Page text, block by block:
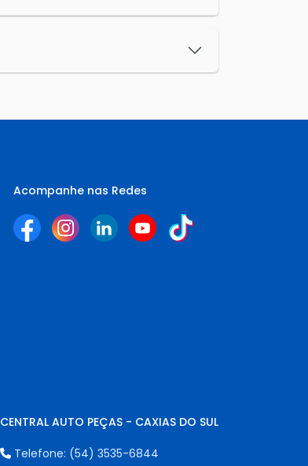
Acompanhe nas Redes
CENTRAL AUTO PEÇAS - CAXIAS DO SUL
Telefone: (54) 3535-6844